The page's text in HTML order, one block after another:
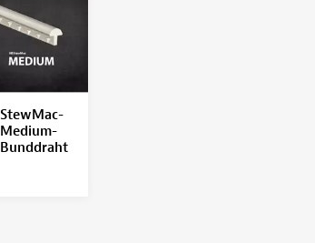
StewMac-
Medium-
Bunddraht